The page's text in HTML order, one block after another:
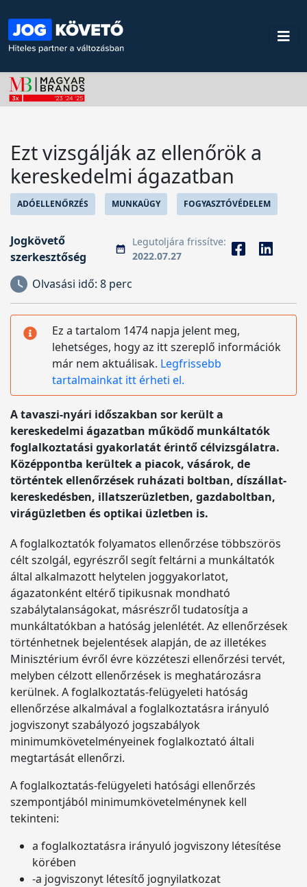
Ezt vizsgálják az ellenőrök a
kereskedelmi ágazatban
ADÓELLENŐRZÉS MUNKAÜGY FOGYASZTÓVÉDELEM
Jogkövető
szerkesztőség
Legutoljára frissítve:
2022.07.27
Olvasási idő: 8 perc
Ez a tartalom 1474 napja jelent meg,
lehetséges, hogy az itt szereplő információk
már nem aktuálisak. Legfrissebb
tartalmainkat itt érheti el.
A tavaszi-nyári időszakban sor került a
kereskedelmi ágazatban működő munkáltatók
foglalkoztatási gyakorlatát érintő célvizsgálatra.
Középpontba kerültek a piacok, vásárok, de
történtek ellenőrzések ruházati boltban, díszállat-
kereskedésben, illatszerüzletben, gazdaboltban,
virágüzletben és optikai üzletben is.
A foglalkoztatók folyamatos ellenőrzése többszörös
célt szolgál, egyrészről segít feltárni a munkáltatók
által alkalmazott helytelen joggyakorlatot,
ágazatonként eltérő tipikusnak mondható
szabálytalanságokat, másrészről tudatosítja a
munkáltatókban a hatóság jelenlétét. Az ellenőrzések
történhetnek bejelentések alapján, de az illetékes
Minisztérium évről évre közzéteszi ellenőrzési tervét,
melyben célzott ellenőrzések is meghatározásra
kerülnek. A foglalkoztatás-felügyeleti hatóság
ellenőrzése alkalmával a foglalkoztatásra irányuló
jogviszonyt szabályozó jogszabályok
minimumkövetelményeinek foglalkoztató általi
megtartását ellenőrzi.
A foglalkoztatás-felügyeleti hatósági ellenőrzés
szempontjából minimumkövetelménynek kell
tekinteni:
a foglalkoztatásra irányuló jogviszony létesítése
körében
-a jogviszonyt létesítő jognyilatkozat